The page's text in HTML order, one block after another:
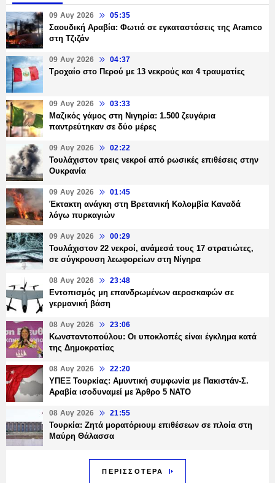
09 Αυγ 2026 05:35
Σαουδική Αραβία: Φωτιά σε εγκαταστάσεις της Aramco
στη Τζιζάν
09 Αυγ 2026 04:37
Τροχαίο στο Περού με 13 νεκρούς και 4 τραυματίες
09 Αυγ 2026 03:33
Μαζικός γάμος στη Νιγηρία: 1.500 ζευγάρια
παντρεύτηκαν σε δύο μέρες
09 Αυγ 2026 02:22
Τουλάχιστον τρεις νεκροί από ρωσικές επιθέσεις στην
Ουκρανία
09 Αυγ 2026 01:45
Έκτακτη ανάγκη στη Βρετανική Κολομβία Καναδά
λόγω πυρκαγιών
09 Αυγ 2026 00:29
Τουλάχιστον 22 νεκροί, ανάμεσά τους 17 στρατιώτες,
σε σύγκρουση λεωφορείων στη Νίγηρα
08 Αυγ 2026 23:48
Εντοπισμός μη επανδρωμένων αεροσκαφών σε
γερμανική βάση
08 Αυγ 2026 23:06
Κωνσταντοπούλου: Οι υποκλοπές είναι έγκλημα κατά
της Δημοκρατίας
08 Αυγ 2026 22:20
ΥΠΕΞ Τουρκίας: Αμυντική συμφωνία με Πακιστάν-Σ.
Αραβία ισοδυναμεί με Άρθρο 5 NATO
08 Αυγ 2026 21:55
Τουρκία: Ζητά μορατόριουμ επιθέσεων σε πλοία στη
Μαύρη Θάλασσα
ΠΕΡΙΣΣΟΤΕΡΑ